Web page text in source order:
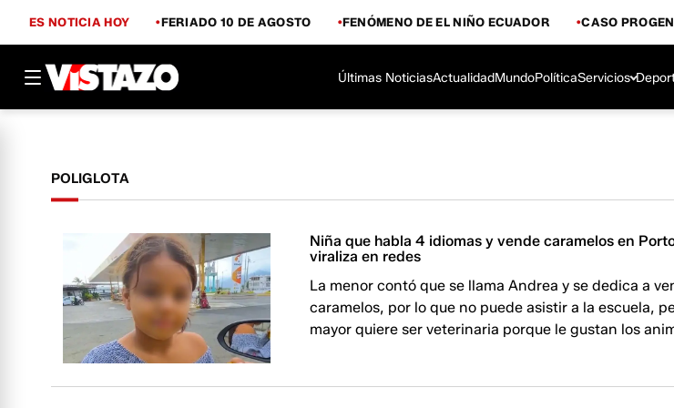
ES NOTICIA HOY FERIADO 10 DE AGOSTO FENÓMENO DE EL NIÑO ECUADOR CASO PROGEN
Últimas NoticiasActualidadMundoPolíticaServicios
POLIGLOTA
Niña que habla 4 idiomas y vende caramelos en
viraliza en redes
La menor contó que se llama Andrea y se dedica a
caramelos, por lo que no puede asistir a la escuela,
mayor quiere ser veterinaria porque le gustan los